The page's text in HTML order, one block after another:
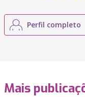
Perfil completo
Mais